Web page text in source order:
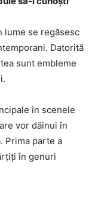
lume se regăsesc
Datorită
sunt embleme
în scenele
vor dăinui în
Prima parte a
în genuri